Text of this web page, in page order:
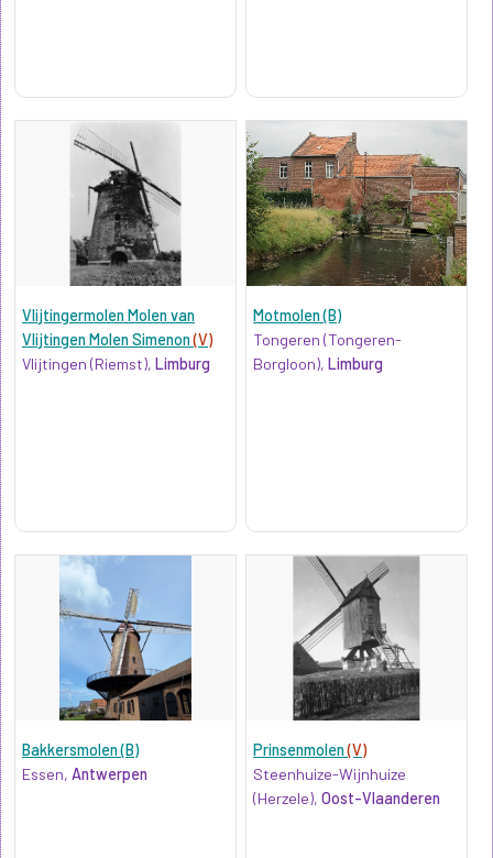
Vlijtingermolen Molen van
Vlijtingen Molen Simenon(V)
Vlijtingen (Riemst), Limburg
Motmolen (B)
Tongeren (Tongeren-
Borgloon),Limburg
Bakkersmolen (B)
Essen, Antwerpen
Prinsenmolen(V)
Steenhuize-Wijnhuize
(Herzele),Oost-Vlaanderen